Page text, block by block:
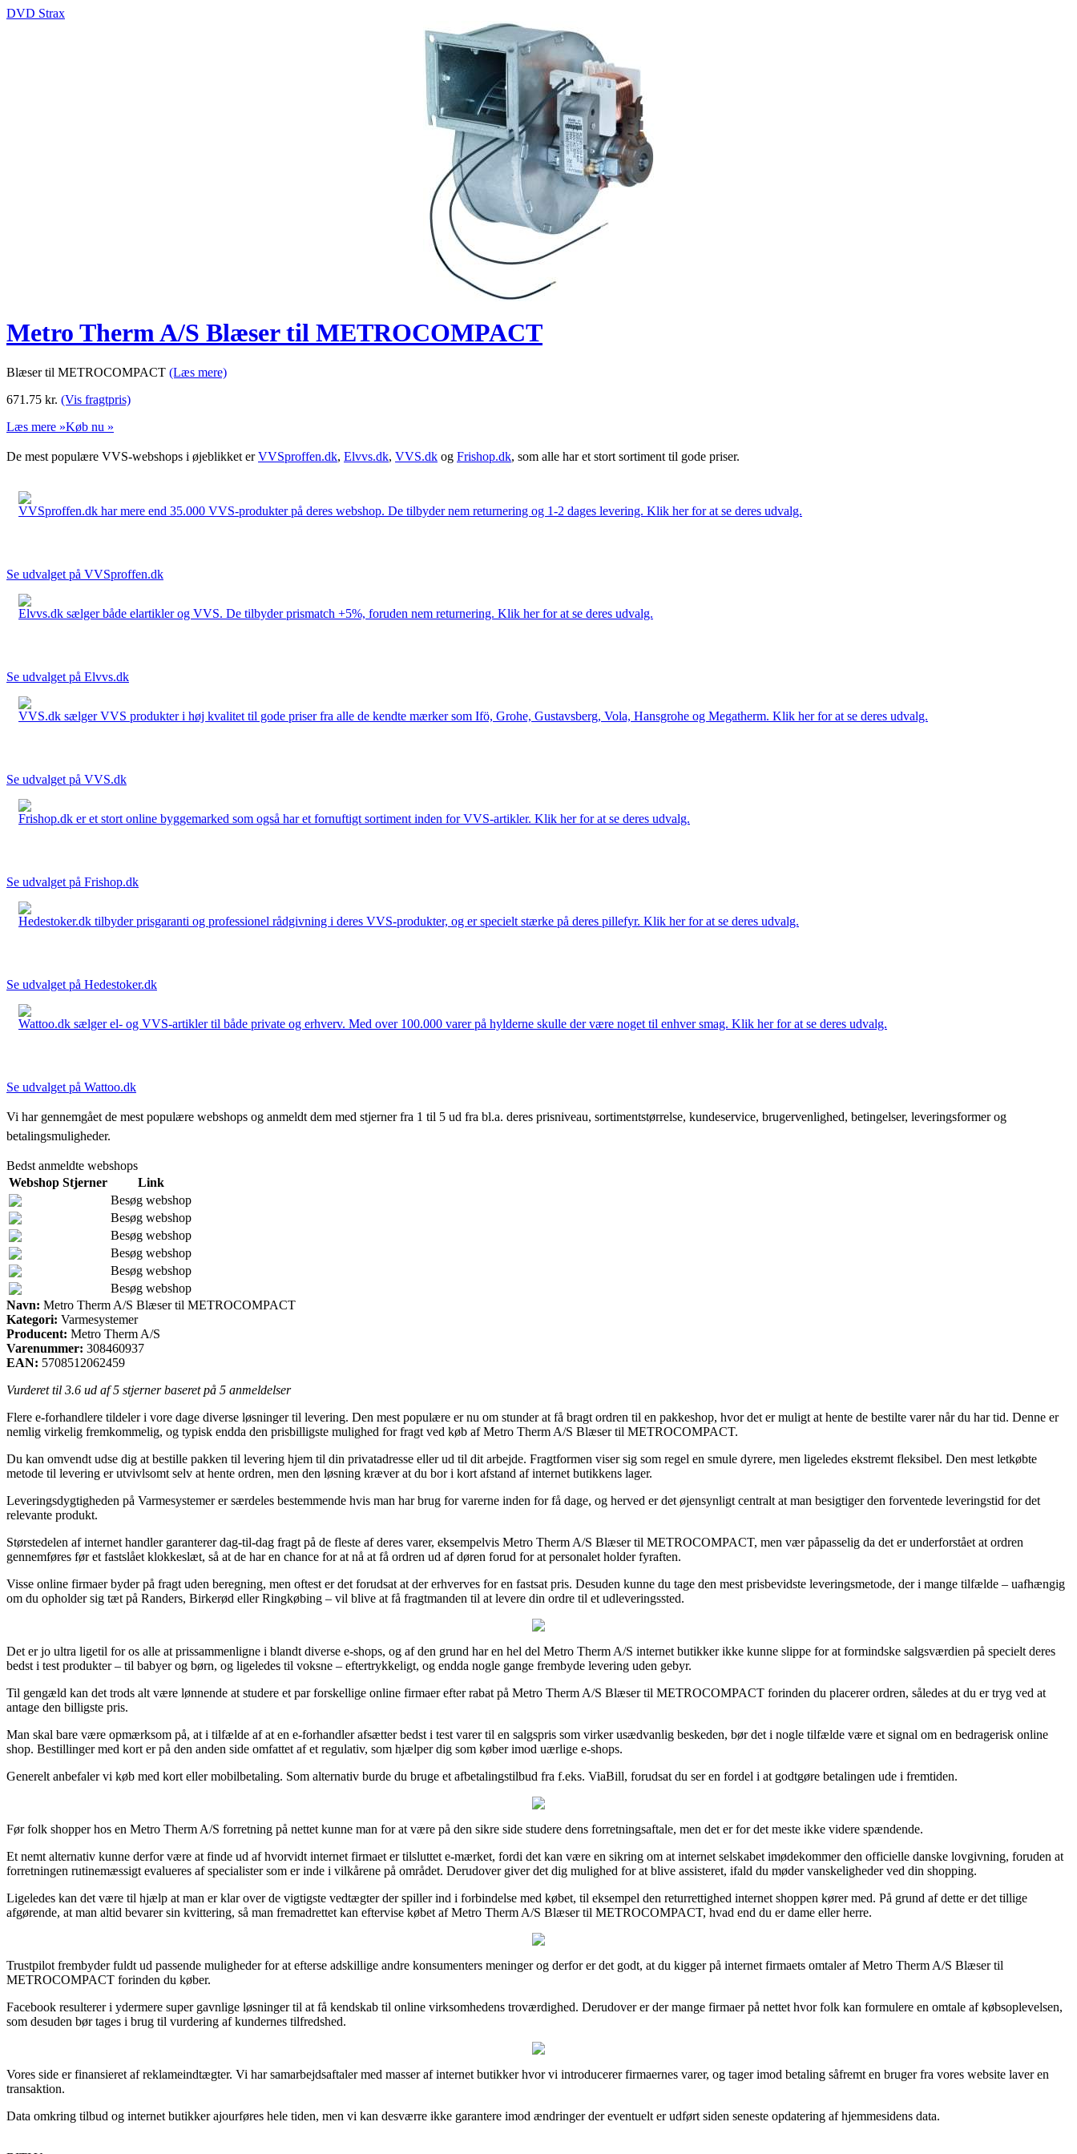
DVD Strax
Metro Therm A/S Blæser til METROCOMPACT
Blæser til METROCOMPACT (Læs mere)
671.75 kr. (Vis fragtpris)
Læs mere »Køb nu »
De mest populære VVS-webshops i øjeblikket erVVSproffen.dk, Elvvs.dk, VVS.dk og Frishop.dk, som alle har et stort sortiment til gode priser.
VVSproffen.dk har mere end 35.000 VVS-produkter på deres webshop. De tilbyder nem returnering og 1-2 dages levering. Klik her for at se deres udvalg.
Se udvalget på VVSproffen.dk
Elvvs.dk sælger både elartikler og VVS. De tilbyder prismatch +5%, foruden nem returnering. Klik her for at se deres udvalg.
Se udvalget på Elvvs.dk
VVS.dk sælger VVS produkter i høj kvalitet til gode priser fra alle de kendte mærker som Ifö, Grohe, Gustavsberg, Vola, Hansgrohe og Megatherm. Klik her for at se deres udvalg.
Se udvalget på VVS.dk
Frishop.dk er et stort online byggemarked som også har et fornuftigt sortiment inden for VVS-artikler. Klik her for at se deres udvalg.
Se udvalget på Frishop.dk
Hedestoker.dk tilbyder prisgaranti og professionel rådgivning i deres VVS-produkter, og er specielt stærke på deres pillefyr. Klik her for at se deres udvalg.
Se udvalget på Hedestoker.dk
Wattoo.dk sælger el- og VVS-artikler til både private og erhverv. Med over 100.000 varer på hylderne skulle der være noget til enhver smag. Klik her for at se deres udvalg.
Se udvalget på Wattoo.dk
Vi har gennemgået de mest populære webshops og anmeldt dem med stjerner fra 1 til 5 ud fra bl.a. deres prisniveau, sortimentstørrelse, kundeservice, brugervenlighed, betingelser, leveringsformer og
betalingsmuligheder.
Bedst anmeldte webshops
Webshop Stjerner
Link
Besøg webshop
Besøg webshop
Besøg webshop
Besøg webshop
Besøg webshop
Besøg webshop
Navn: Metro Therm A/S Blæser til METROCOMPACT
Kategori: Varmesystemer
Producent: Metro Therm A/S
Varenummer: 308460937
EAN: 5708512062459
Vurderet til 3.6 ud af 5 stjerner baseret på 5 anmeldelser
Flere e-forhandlere tildeler i vore dage diverse løsninger til levering. Den mest populære er nu om stunder at få bragt ordren til en pakkeshop, hvor det er muligt at hente de bestilte varer når du har tid. Denne er
nemlig virkelig fremkommelig, og typisk endda den prisbilligste mulighed for fragt ved køb af Metro Therm A/S Blæser til METROCOMPACT.
Du kan omvendt udse dig at bestille pakken til levering hjem til din privatadresse eller ud til dit arbejde. Fragtformen viser sig som regel en smule dyrere, men ligeledes ekstremt fleksibel. Den mest letkøbte
metode til levering er utvivlsomt selv at hente ordren, men den løsning kræver at du bor i kort afstand af internet butikkens lager.
Leveringsdygtigheden på Varmesystemer er særdeles bestemmende hvis man har brug for varerne inden for få dage, og herved er det øjensynligt centralt at man besigtiger den forventede leveringstid for det
relevante produkt.
Størstedelen af internet handler garanterer dag-til-dag fragt på de fleste af deres varer, eksempelvis Metro Therm A/S Blæser til METROCOMPACT, men vær påpasselig da det er underforstået at ordren
gennemføres før et fastslået klokkeslæt, så at de har en chance for at nå at få ordren ud af døren forud for at personalet holder fyraften.
Visse online firmaer byder på fragt uden beregning, men oftest er det forudsat at der erhverves for en fastsat pris. Desuden kunne du tage den mest prisbevidste leveringsmetode, der i mange tilfælde – uafhængig
om du opholder sig tæt på Randers, Birkerød eller Ringkøbing – vil blive at få fragtmanden til at levere din ordre til et udleveringssted.
Det er jo ultra ligetil for os alle at prissammenligne i blandt diverse e-shops, og af den grund har en hel del Metro Therm A/S internet butikker ikke kunne slippe for at formindske salgsværdien på specielt deres
bedst i test produkter – til babyer og børn, og ligeledes til voksne – eftertrykkeligt, og endda nogle gange frembyde levering uden gebyr.
Til gengæld kan det trods alt være lønnende at studere et par forskellige online firmaer efter rabat på Metro Therm A/S Blæser til METROCOMPACT forinden du placerer ordren, således at du er tryg ved at
antage den billigste pris.
Man skal bare være opmærksom på, at i tilfælde af at en e-forhandler afsætter bedst i test varer til en salgspris som virker usædvanlig beskeden, bør det i nogle tilfælde være et signal om en bedragerisk online
shop. Bestillinger med kort er på den anden side omfattet af et regulativ, som hjælper dig som køber imod uærlige e-shops.
Generelt anbefaler vi køb med kort eller mobilbetaling. Som alternativ burde du bruge et afbetalingstilbud fra f.eks. ViaBill, forudsat du ser en fordel i at godtgøre betalingen ude i fremtiden.
Før folk shopper hos en Metro Therm A/S forretning på nettet kunne man for at være på den sikre side studere dens forretningsaftale, men det er for det meste ikke videre spændende.
Et nemt alternativ kunne derfor være at finde ud af hvorvidt internet firmaet er tilsluttet e-mærket, fordi det kan være en sikring om at internet selskabet imødekommer den officielle danske lovgivning, foruden at
forretningen rutinemæssigt evalueres af specialister som er inde i vilkårene på området. Derudover giver det dig mulighed for at blive assisteret, ifald du møder vanskeligheder ved din shopping.
Ligeledes kan det være til hjælp at man er klar over de vigtigste vedtægter der spiller ind i forbindelse med købet, til eksempel den returrettighed internet shoppen kører med. På grund af dette er det tillige
afgørende, at man altid bevarer sin kvittering, så man fremadrettet kan eftervise købet af Metro Therm A/S Blæser til METROCOMPACT, hvad end du er dame eller herre.
Trustpilot frembyder fuldt ud passende muligheder for at efterse adskillige andre konsumenters meninger og derfor er det godt, at du kigger på internet firmaets omtaler af Metro Therm A/S Blæser til
METROCOMPACT forinden du køber.
Facebook resulterer i ydermere super gavnlige løsninger til at få kendskab til online virksomhedens troværdighed. Derudover er der mange firmaer på nettet hvor folk kan formulere en omtale af købsoplevelsen,
som desuden bør tages i brug til vurdering af kundernes tilfredshed.
Vores side er finansieret af reklameindtægter. Vi har samarbejdsaftaler med masser af internet butikker hvor vi introducerer firmaernes varer, og tager imod betaling såfremt en bruger fra vores website laver en
transaktion.
Data omkring tilbud og internet butikker ajourføres hele tiden, men vi kan desværre ikke garantere imod ændringer der eventuelt er udført siden seneste opdatering af hjemmesidens data.